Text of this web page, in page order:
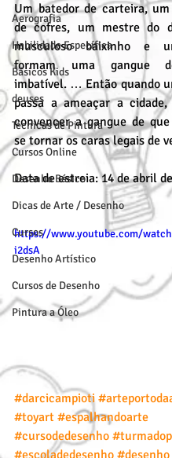
Aerografia
Habilidade Específica
Básicos Kids
deuses
Técnicas de Pintura
Cursos Online
Desenho Básico
Dicas de Arte / Desenho
Cursos
Desenho Artístico
Cursos de Desenho
Pintura a Óleo
Um batedor de carteira,
de cofres, um mestre do
musculoso baixinho e
formam uma gangue
imbatível. … Então quando
passa a ameaçar a
convencer a gangue de
se tornar os caras legais de
Data de estreia: 14 de abril
https://www.youtube.com/
i2dsA
#darcicampioti
#toyart #espalhandoarte
#cursodedesenho